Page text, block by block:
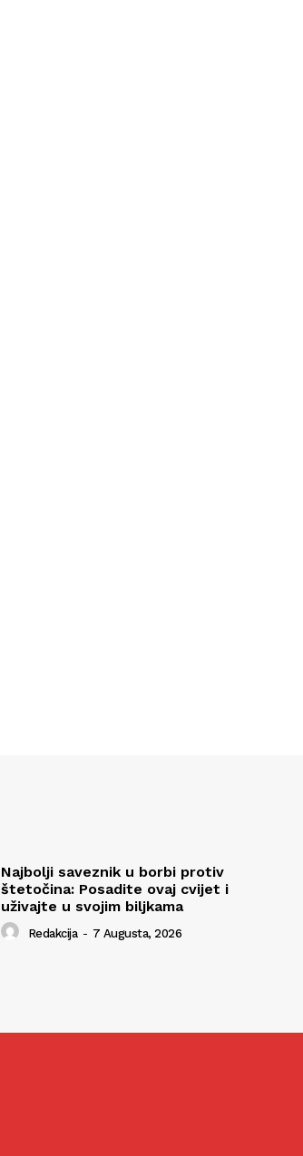
Najbolji saveznik u borbi protiv
štetočina: Posadite ovaj cvijet i
uživajte u svojim biljkama
Redakcija - 7 Augusta, 2026